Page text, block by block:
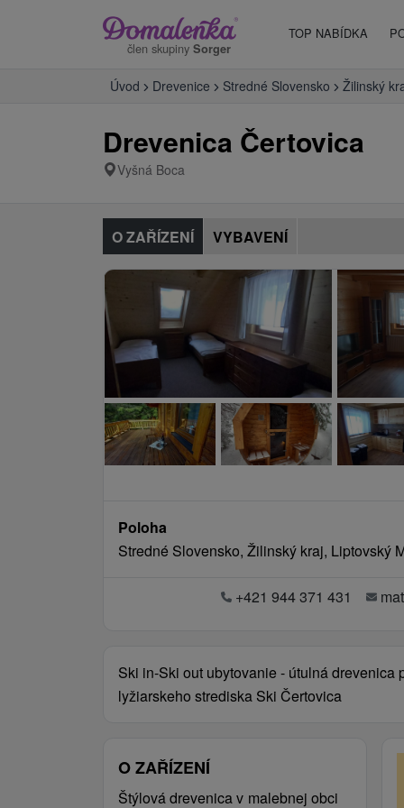
člen skupiny Sorger
TOP NABÍDKA
Úvod Drevenice Stredné Slovensko Žilinský
Drevenica Čertovica
Vyšná Boca
O ZAŘÍZENÍ VYBAVENÍ
Poloha
Stredné Slovensko, Žilinský kraj, Liptovský
+421 944 371 431
Ski in-Ski out ubytovanie - útulná drevenica
lyžiarskeho strediska Ski Čertovica
O ZAŘÍZENÍ
Štýlová drevenica v malebnej obci